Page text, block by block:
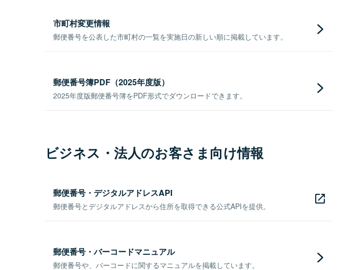
市町村変更情報
郵便番号を公表した市町村の一覧を実施日の新しい順に掲載しています。
郵便番号簿PDF（2025年度版）
2025年度版郵便番号簿をPDF形式でダウンロードできます。
ビジネス・法人のお客さま向け情報
郵便番号・デジタルアドレスAPI
郵便番号とデジタルアドレスから住所を取得できる公式APIを提供。
郵便番号・バーコードマニュアル
郵便番号や、バーコードに関するマニュアルを掲載しています。